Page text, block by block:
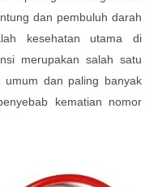
dan pembuluh darah
kesehatan utama di
merupakan salah satu
umum dan paling banyak
kematian nomor